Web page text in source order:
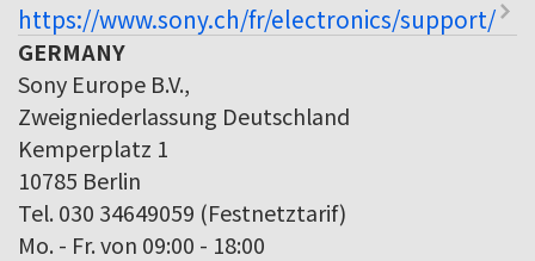
https://www.sony.ch/fr/electronics/support/
GERMANY
Sony Europe B.V.,
Zweigniederlassung Deutschland
Kemperplatz 1
10785 Berlin
Tel. 030 34649059 (Festnetztarif)
Mo. - Fr. von 09:00 - 18:00